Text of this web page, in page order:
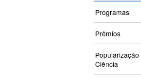
Programas
Prêmios
Popularização
Ciência